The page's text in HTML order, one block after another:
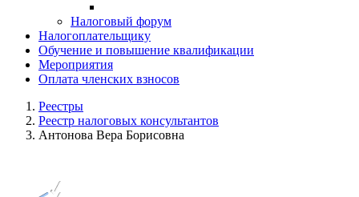
Налоговый форум
Налогоплательщику
Обучение и повышение квалификации
Мероприятия
Оплата членских взносов
Реестры
Реестр налоговых консультантов
Антонова Вера Борисовна